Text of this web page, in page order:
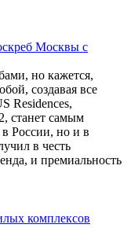
Москвы с
но кажется,
создавая все
Residences,
станет самым
России, но и в
в честь
и премиальность
комплексов